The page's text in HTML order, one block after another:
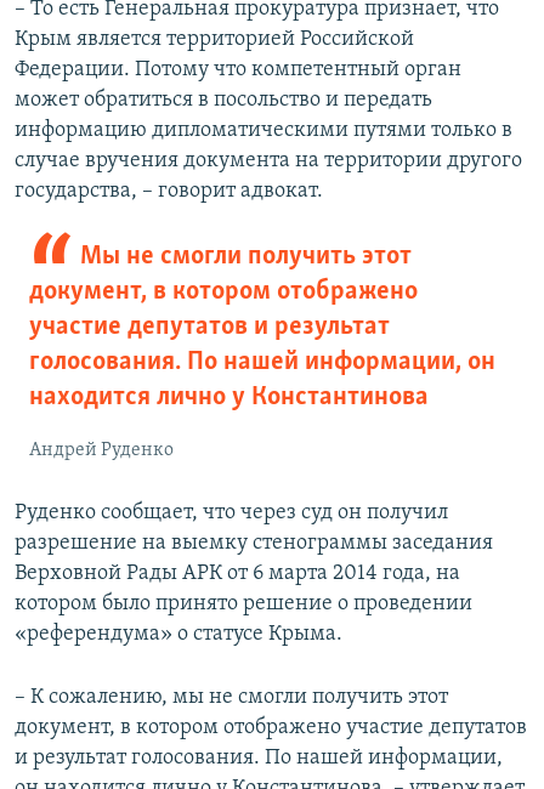
– То есть Генеральная прокуратура признает, что
Крым является территорией Российской
Федерации. Потому что компетентный орган
может обратиться в посольство и передать
информацию дипломатическими путями только в
случае вручения документа на территории другого
государства, – говорит адвокат.
Мы не смогли получить этот
документ, в котором отображено
участие депутатов и результат
голосования. По нашей информации, он
находится лично у Константинова
Андрей Руденко
Руденко сообщает, что через суд он получил
разрешение на выемку стенограммы заседания
Верховной Рады АРК от 6 марта 2014 года, на
котором было принято решение о проведении
«референдума» о статусе Крыма.
– К сожалению, мы не смогли получить этот
документ, в котором отображено участие депутатов
и результат голосования. По нашей информации,